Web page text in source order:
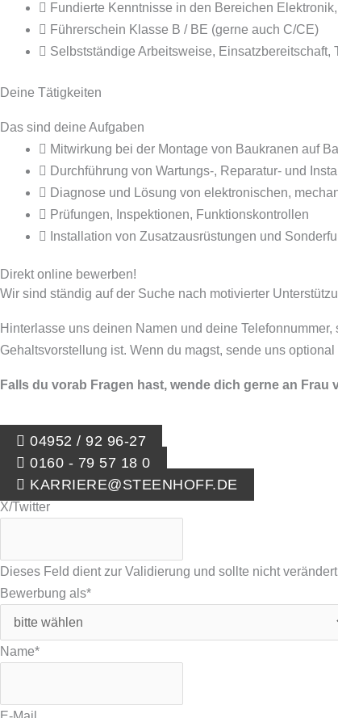
Fundierte Kenntnisse in den Bereichen
Führerschein Klasse B / BE (gerne auch C/CE)
Selbstständige Arbeitsweise, Einsatzbereitschaft,
Deine Tätigkeiten
Das sind deine Aufgaben
Mitwirkung bei der Montage von Baukranen auf
Durchführung von Wartungs-, Reparatur- und
Diagnose und Lösung von elektronischen,
Prüfungen, Inspektionen, Funktionskontrollen
Installation von Zusatzausrüstungen und
Direkt online bewerben!
Wir sind ständig auf der Suche nach motivierter
Hinterlasse uns deinen Namen und deine
Gehaltsvorstellung ist. Wenn du magst, sende uns
Falls du vorab Fragen hast, wende dich gerne an
04952 / 92 96-27
0160 - 79 57 18 0
KARRIERE@STEENHOFF.DE
X/Twitter
Dieses Feld dient zur Validierung und sollte nicht
Bewerbung als*
Name*